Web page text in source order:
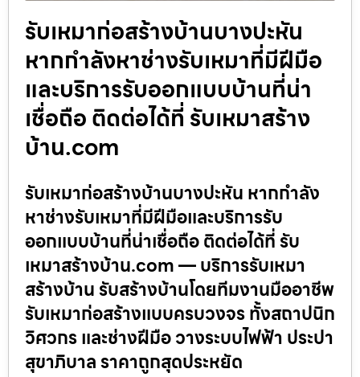
รับเหมาก่อสร้างบ้านบางปะหัน
หากกำลังหาช่างรับเหมาที่มีฝีมือ
และบริการรับออกแบบบ้านที่น่า
เชื่อถือ ติดต่อได้ที่ รับเหมาสร้าง
บ้าน.com
รับเหมาก่อสร้างบ้านบางปะหัน หากกำลัง
หาช่างรับเหมาที่มีฝีมือและบริการรับ
ออกแบบบ้านที่น่าเชื่อถือ ติดต่อได้ที่ รับ
เหมาสร้างบ้าน.com — บริการรับเหมา
สร้างบ้าน รับสร้างบ้านโดยทีมงานมืออาชีพ
รับเหมาก่อสร้างแบบครบวงจร ทั้งสถาปนิก
วิศวกร และช่างฝีมือ วางระบบไฟฟ้า ประปา
สุขาภิบาล ราคาถูกสุดประหยัด